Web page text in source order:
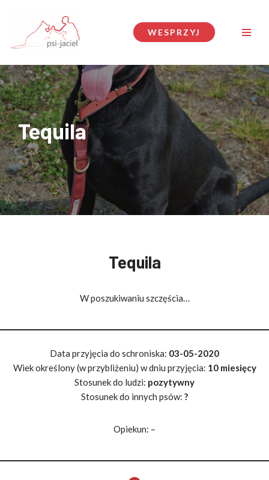
Przejdź
do
WESPRZYJ
Tequila
Tequila
W poszukiwaniu szczęścia…
Data przyjęcia do schroniska: 03-05-2020
Wiek określony (w przybliżeniu) w dniu przyjęcia: 10 miesięcy
Stosunek do ludzi: pozytywny
Stosunek do innych psów: ?
Opiekun: –